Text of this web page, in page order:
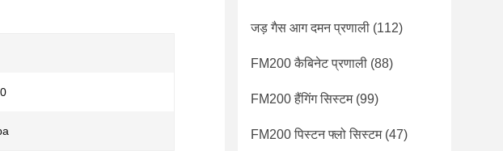
जड़ गैस आग दमन प्रणाली (112)
FM200 कैबिनेट प्रणाली (88)
FM200 हैंगिंग सिस्टम(99)
FM200 पिस्टन फ्लो सिस्टम(47)